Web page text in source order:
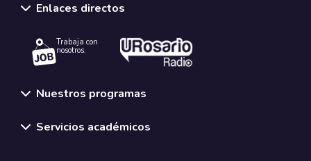
Enlaces directos
Trabaja con
nosotros.
Nuestros programas
Servicios académicos